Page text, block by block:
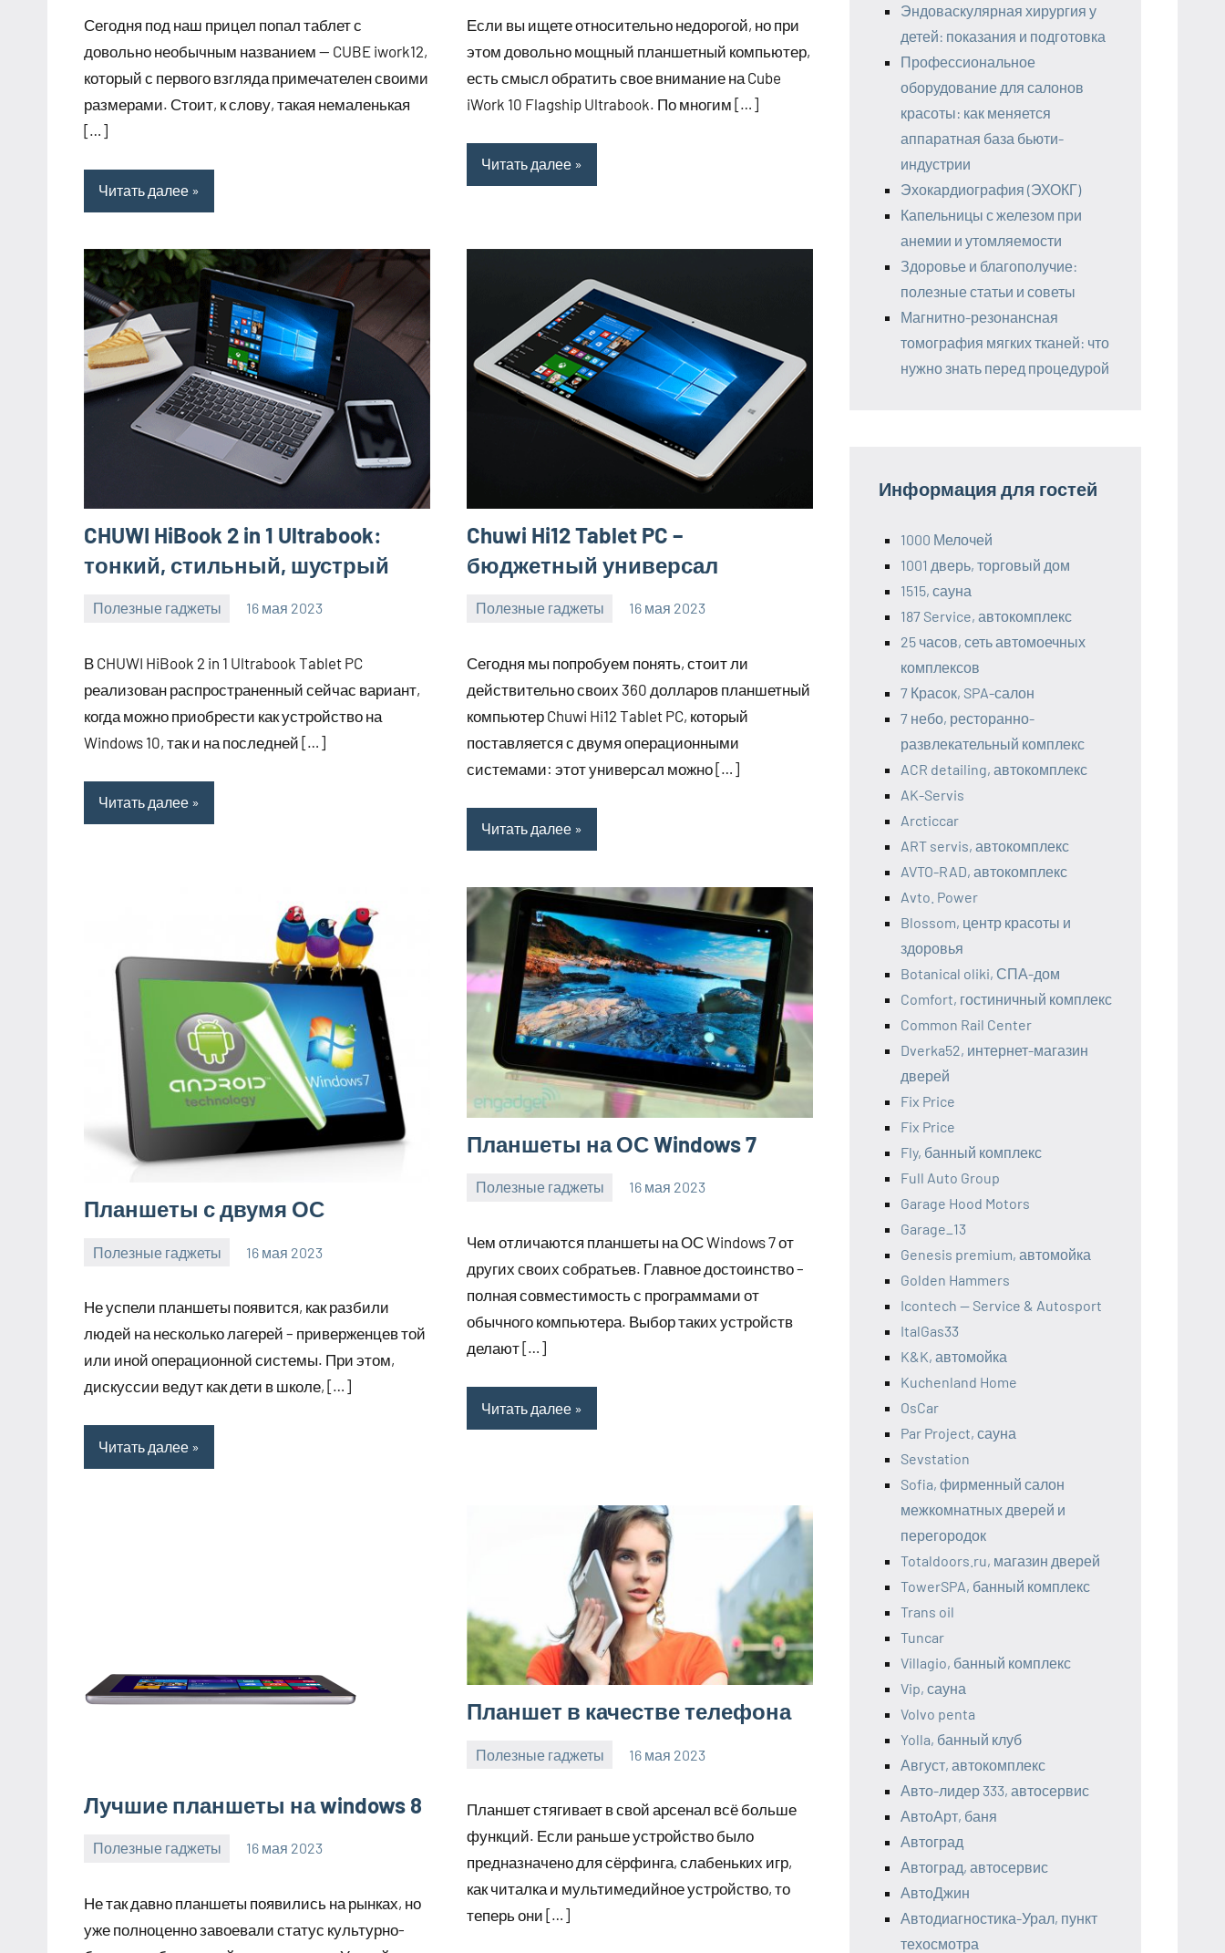
Сегодня под наш прицел попал таблет с
довольно необычным названием — CUBE iwork12,
который с первого взгляда примечателен своими
размерами. Стоит, к слову, такая немаленькая
[…]
Читать далее
Если вы ищете относительно недорогой, но при
этом довольно мощный планшетный компьютер,
есть смысл обратить свое внимание на Cube
iWork 10 Flagship Ultrabook. По многим […]
Читать далее
CHUWI HiBook 2 in 1 Ultrabook:
тонкий, стильный, шустрый
Полезные гаджеты 16 мая 2023
В CHUWI HiBook 2 in 1 Ultrabook Tablet PC
реализован распространенный сейчас вариант,
когда можно приобрести как устройство на
Windows 10, так и на последней […]
Читать далее
Chuwi Hi12 Tablet PC –
бюджетный универсал
Полезные гаджеты 16 мая 2023
Сегодня мы попробуем понять, стоит ли
действительно своих 360 долларов планшетный
компьютер Chuwi Hi12 Tablet PC, который
поставляется с двумя операционными
системами: этот универсал можно […]
Читать далее
Планшеты с двумя ОС
Полезные гаджеты 16 мая 2023
Не успели планшеты появится, как разбили
людей на несколько лагерей – приверженцев той
или иной операционной системы. При этом,
дискуссии ведут как дети в школе, […]
Читать далее
Планшеты на ОС Windows 7
Полезные гаджеты 16 мая 2023
Чем отличаются планшеты на ОС Windows 7 от
других своих собратьев. Главное достоинство –
полная совместимость с программами от
обычного компьютера. Выбор таких устройств
делают […]
Читать далее
Лучшие планшеты на windows 8
Полезные гаджеты 16 мая 2023
Не так давно планшеты появились на рынках, но
уже полноценно завоевали статус культурно-
Планшет в качестве телефона
Полезные гаджеты 16 мая 2023
Планшет стягивает в свой арсенал всё больше
функций. Если раньше устройство было
предназначено для сёрфинга, слабеньких игр,
как читалка и мультимедийное устройство, то
теперь они […]
Эндоваскулярная хирургия у
детей: показания и подготовка
Профессиональное
оборудование для салонов
красоты: как меняется
аппаратная база бьюти-
индустрии
Эхокардиография (ЭХОКГ)
Капельницы с железом при
анемии и утомляемости
Здоровье и благополучие:
полезные статьи и советы
Магнитно-резонансная
томография мягких тканей: что
нужно знать перед процедурой
Информация для гостей
1000 Мелочей
1001 дверь, торговый дом
1515, сауна
187 Service, автокомплекс
25 часов, сеть автомоечных
комплексов
7 Красок, SPA-салон
7 небо, ресторанно-
развлекательный комплекс
ACR detailing, автокомплекс
AK-Servis
Arcticcar
ART servis, автокомплекс
AVTO-RAD, автокомплекс
Avto. Power
Blossom, центр красоты и
здоровья
Botanical oliki, СПА-дом
Comfort, гостиничный комплекс
Common Rail Center
Dverka52, интернет-магазин
дверей
Fix Price
Fix Price
Fly, банный комплекс
Full Auto Group
Garage Hood Motors
Garage_13
Genesis premium, автомойка
Golden Hammers
Icontech — Service & Autosport
ItalGas33
K&K, автомойка
Kuchenland Home
OsCar
Par Project, сауна
Sevstation
Sofia, фирменный салон
межкомнатных дверей и
перегородок
Totaldoors.ru, магазин дверей
TowerSPA, банный комплекс
Trans oil
Tuncar
Villagio, банный комплекс
Vip, сауна
Volvo penta
Yolla, банный клуб
Август, автокомплекс
Авто-лидер 333, автосервис
АвтоАрт, баня
Автоград
Автоград, автосервис
АвтоДжин
Автодиагностика-Урал, пункт
техосмотра